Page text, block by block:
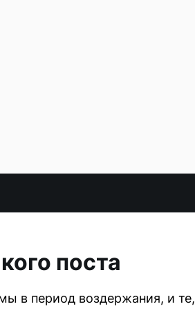
поста
в период воздержания, и те,